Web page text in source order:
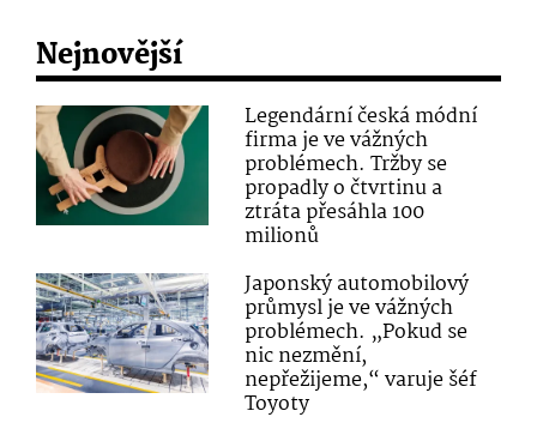
Nejnovější
Legendární česká módní
firma je ve vážných
problémech. Tržby se
propadly o čtvrtinu a
ztráta přesáhla 100
milionů
Japonský automobilový
průmysl je ve vážných
problémech. „Pokud se
nic nezmění,
nepřežijeme,“ varuje šéf
Toyoty